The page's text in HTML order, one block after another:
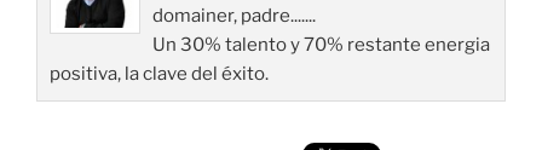
domainer, padre.......
Un 30% talento y 70% restante energia
positiva, la clave del éxito.